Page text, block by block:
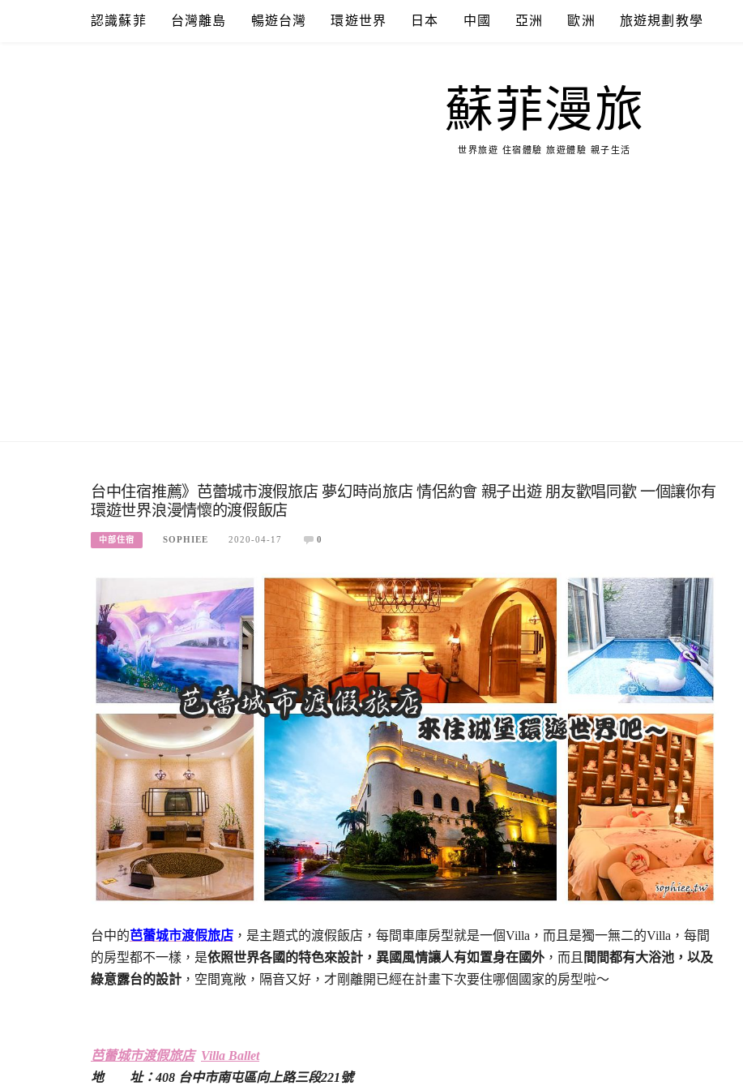
認識蘇菲 台灣離島 暢遊台灣 環遊世界 日本 中國 亞洲 歐洲 旅遊規劃教學
蘇菲漫旅
世界旅遊 住宿體驗 旅遊體驗 親子生活
台中住宿推薦》芭蕾城市渡假旅店 夢幻時尚旅店 情侶約會 親子出遊 朋友歡唱同歡 一個讓你有
環遊世界浪漫情懷的渡假飯店
中部住宿 SOPHIEE 2020-04-17 0
台中的芭蕾城市渡假旅店 ，是主題式的渡假飯店，每間車庫房型就是一個Villa，而且是獨一無二的Villa，每間
的房型都不一樣，是依照世界各國的特色來設計，異國風情讓人有如置身在國外 ，而且 間間都有大浴池，以及
綠意露台的設計 ，空間寬敞，隔音又好，才剛離開已經在計畫下次要住哪個國家的房型啦～
芭蕾城市渡假旅店 Villa Ballet
地 址：408 台中市南屯區向上路三段221號